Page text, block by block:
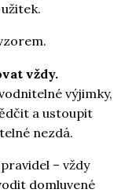
vždy.
výjimky,
a ustoupit
nezdá.
– vždy
domluvené